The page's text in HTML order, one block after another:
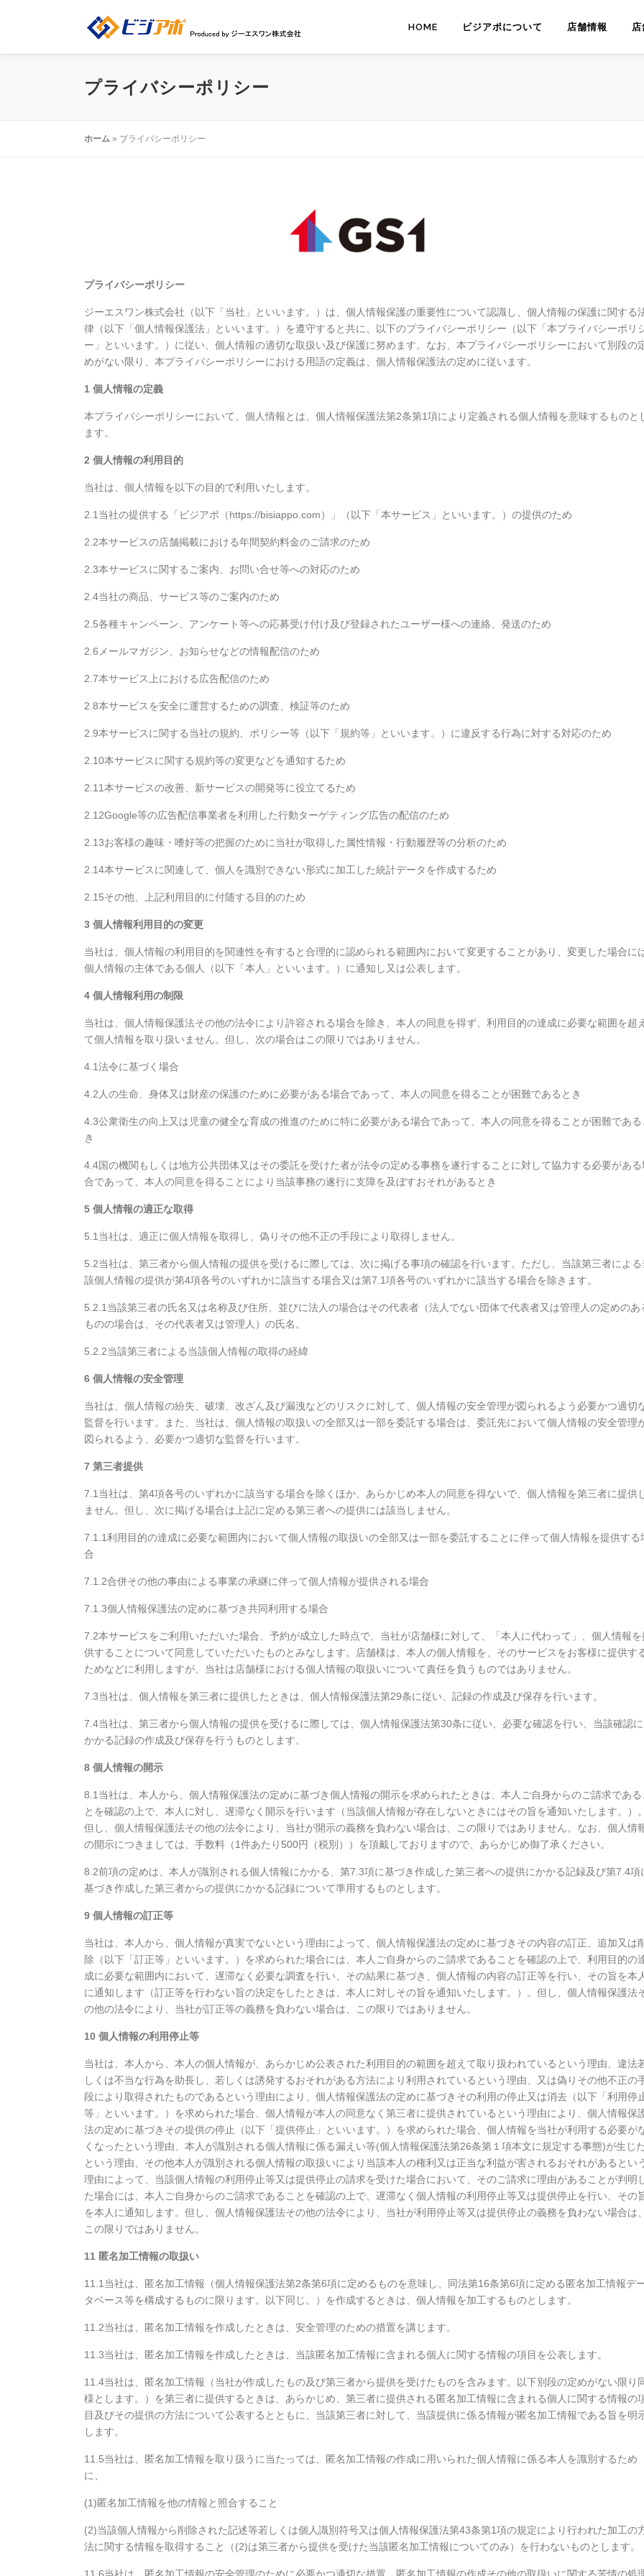
ン
HOME ビジアポについて 店舗情報
プライバシーポリシー
ホーム » プライバシーポリシー
プライバシーポリシー
ジーエスワン株式会社（以下「当社」といいます。）は、個人情報保護の重要性について認識し、個人情報の保護に関する
律（以下「個人情報保護法」といいます。）を遵守すると共に、以下のプライバシーポリシー（以下「本プライバシーポリ
ー」といいます。）に従い、個人情報の適切な取扱い及び保護に努めます。なお、本プライバシーポリシーにおいて別段の
めがない限り、本プライバシーポリシーにおける用語の定義は、個人情報保護法の定めに従います。
1 個人情報の定義
本プライバシーポリシーにおいて、個人情報とは、個人情報保護法第2条第1項により定義される個人情報を意味するものと
ます。
2 個人情報の利用目的
当社は、個人情報を以下の目的で利用いたします。
2.1当社の提供する「ビジアポ（https://bisiappo.com）」（以下「本サービス」といいます。）の提供のため
2.2本サービスの店舗掲載における年間契約料金のご請求のため
2.3本サービスに関するご案内、お問い合せ等への対応のため
2.4当社の商品、サービス等のご案内のため
2.5各種キャンペーン、アンケート等への応募受け付け及び登録されたユーザー様への連絡、発送のため
2.6メールマガジン、お知らせなどの情報配信のため
2.7本サービス上における広告配信のため
2.8本サービスを安全に運営するための調査、検証等のため
2.9本サービスに関する当社の規約、ポリシー等（以下「規約等」といいます。）に違反する行為に対する対応のため
2.10本サービスに関する規約等の変更などを通知するため
2.11本サービスの改善、新サービスの開発等に役立てるため
2.12Google等の広告配信事業者を利用した行動ターゲティング広告の配信のため
2.13お客様の趣味・嗜好等の把握のために当社が取得した属性情報・行動履歴等の分析のため
2.14本サービスに関連して、個人を識別できない形式に加工した統計データを作成するため
2.15その他、上記利用目的に付随する目的のため
3 個人情報利用目的の変更
当社は、個人情報の利用目的を関連性を有すると合理的に認められる範囲内において変更することがあり、変更した場合に
個人情報の主体である個人（以下「本人」といいます。）に通知し又は公表します。
4 個人情報利用の制限
当社は、個人情報保護法その他の法令により許容される場合を除き、本人の同意を得ず、利用目的の達成に必要な範囲を超
て個人情報を取り扱いません。但し、次の場合はこの限りではありません。
4.1法令に基づく場合
4.2人の生命、身体又は財産の保護のために必要がある場合であって、本人の同意を得ることが困難であるとき
4.3公衆衛生の向上又は児童の健全な育成の推進のために特に必要がある場合であって、本人の同意を得ることが困難である
き
4.4国の機関もしくは地方公共団体又はその委託を受けた者が法令の定める事務を遂行することに対して協力する必要がある
合であって、本人の同意を得ることにより当該事務の遂行に支障を及ぼすおそれがあるとき
5 個人情報の適正な取得
5.1当社は、適正に個人情報を取得し、偽りその他不正の手段により取得しません。
5.2当社は、第三者から個人情報の提供を受けるに際しては、次に掲げる事項の確認を行います。ただし、当該第三者による
該個人情報の提供が第4項各号のいずれかに該当する場合又は第7.1項各号のいずれかに該当する場合を除きます。
5.2.1当該第三者の氏名又は名称及び住所、並びに法人の場合はその代表者（法人でない団体で代表者又は管理人の定めのあ
ものの場合は、その代表者又は管理人）の氏名。
5.2.2当該第三者による当該個人情報の取得の経緯
6 個人情報の安全管理
当社は、個人情報の紛失、破壊、改ざん及び漏洩などのリスクに対して、個人情報の安全管理が図られるよう必要かつ適切
監督を行います。また、当社は、個人情報の取扱いの全部又は一部を委託する場合は、委託先において個人情報の安全管理
図られるよう、必要かつ適切な監督を行います。
7 第三者提供
7.1当社は、第4項各号のいずれかに該当する場合を除くほか、あらかじめ本人の同意を得ないで、個人情報を第三者に提供
ません。但し、次に掲げる場合は上記に定める第三者への提供には該当しません。
7.1.1利用目的の達成に必要な範囲内において個人情報の取扱いの全部又は一部を委託することに伴って個人情報を提供する
合
7.1.2合併その他の事由による事業の承継に伴って個人情報が提供される場合
7.1.3個人情報保護法の定めに基づき共同利用する場合
7.2本サービスをご利用いただいた場合、予約が成立した時点で、当社が店舗様に対して、「本人に代わって」、個人情報を
供することについて同意していただいたものとみなします。店舗様は、本人の個人情報を、そのサービスをお客様に提供す
ためなどに利用しますが、当社は店舗様における個人情報の取扱いについて責任を負うものではありません。
7.3当社は、個人情報を第三者に提供したときは、個人情報保護法第29条に従い、記録の作成及び保存を行います。
7.4当社は、第三者から個人情報の提供を受けるに際しては、個人情報保護法第30条に従い、必要な確認を行い、当該確認に
かかる記録の作成及び保存を行うものとします。
8 個人情報の開示
8.1当社は、本人から、個人情報保護法の定めに基づき個人情報の開示を求められたときは、本人ご自身からのご請求である
とを確認の上で、本人に対し、遅滞なく開示を行います（当該個人情報が存在しないときにはその旨を通知いたします。）
但し、個人情報保護法その他の法令により、当社が開示の義務を負わない場合は、この限りではありません。なお、個人情
の開示につきましては、手数料（1件あたり500円（税別））を頂戴しておりますので、あらかじめ御了承ください。
8.2前項の定めは、本人が識別される個人情報にかかる、第7.3項に基づき作成した第三者への提供にかかる記録及び第7.4項
基づき作成した第三者からの提供にかかる記録について準用するものとします。
9 個人情報の訂正等
当社は、本人から、個人情報が真実でないという理由によって、個人情報保護法の定めに基づきその内容の訂正、追加又は
除（以下「訂正等」といいます。）を求められた場合には、本人ご自身からのご請求であることを確認の上で、利用目的の
成に必要な範囲内において、遅滞なく必要な調査を行い、その結果に基づき、個人情報の内容の訂正等を行い、その旨を本
に通知します（訂正等を行わない旨の決定をしたときは、本人に対しその旨を通知いたします。）。但し、個人情報保護法
の他の法令により、当社が訂正等の義務を負わない場合は、この限りではありません。
10 個人情報の利用停止等
当社は、本人から、本人の個人情報が、あらかじめ公表された利用目的の範囲を超えて取り扱われているという理由、違法
しくは不当な行為を助長し、若しくは誘発するおそれがある方法により利用されているという理由、又は偽りその他不正の
段により取得されたものであるという理由により、個人情報保護法の定めに基づきその利用の停止又は消去（以下「利用停
等」といいます。）を求められた場合、個人情報が本人の同意なく第三者に提供されているという理由により、個人情報保
法の定めに基づきその提供の停止（以下「提供停止」といいます。）を求められた場合、個人情報を当社が利用する必要が
くなったという理由、本人が識別される個人情報に係る漏えい等(個人情報保護法第26条第１項本文に規定する事態)が生じ
という理由、その他本人が識別される個人情報の取扱いにより当該本人の権利又は正当な利益が害されるおそれがあるとい
理由によって、当該個人情報の利用停止等又は提供停止の請求を受けた場合において、そのご請求に理由があることが判明
た場合には、本人ご自身からのご請求であることを確認の上で、遅滞なく個人情報の利用停止等又は提供停止を行い、その
を本人に通知します。但し、個人情報保護法その他の法令により、当社が利用停止等又は提供停止の義務を負わない場合は
この限りではありません。
11 匿名加工情報の取扱い
11.1当社は、匿名加工情報（個人情報保護法第2条第6項に定めるものを意味し、同法第16条第6項に定める匿名加工情報デ
タベース等を構成するものに限ります。以下同じ。）を作成するときは、個人情報を加工するものとします。
11.2当社は、匿名加工情報を作成したときは、安全管理のための措置を講じます。
11.3当社は、匿名加工情報を作成したときは、当該匿名加工情報に含まれる個人に関する情報の項目を公表します。
11.4当社は、匿名加工情報（当社が作成したもの及び第三者から提供を受けたものを含みます。以下別段の定めがない限り
様とします。）を第三者に提供するときは、あらかじめ、第三者に提供される匿名加工情報に含まれる個人に関する情報の
目及びその提供の方法について公表するとともに、当該第三者に対して、当該提供に係る情報が匿名加工情報である旨を明
します。
11.5当社は、匿名加工情報を取り扱うに当たっては、匿名加工情報の作成に用いられた個人情報に係る本人を識別するため
に、
(1)匿名加工情報を他の情報と照合すること
(2)当該個人情報から削除された記述等若しくは個人識別符号又は個人情報保護法第43条第1項の規定により行われた加工の
法に関する情報を取得すること（(2)は第三者から提供を受けた当該匿名加工情報についてのみ）を行わないものとします。